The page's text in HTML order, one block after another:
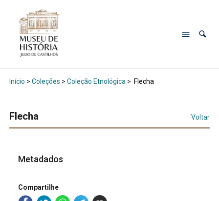
Início > Coleções > Coleção Etnológica > Flecha
Flecha Voltar
Metadados
Compartilhe